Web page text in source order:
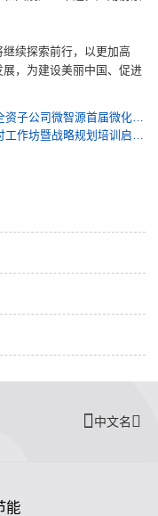
续探索前行，以更加高
，为建设美丽中国、促进
沈氏节能:产学研深度融合 | 沈氏节能全资子公司微智源首届微化工暑期实训完美落幕
谋定后动 笃行致远 | 沈氏节能战略研讨工作坊暨战略规划培训启动会召开
中文名
能